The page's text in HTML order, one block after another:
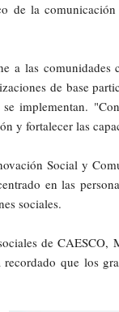
de la
a las
de base
implementan.
y fortalecer las
Social y
en las
sociales.
de
que los